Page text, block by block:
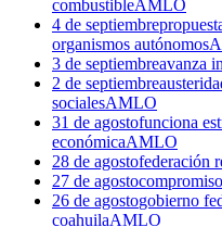
combustibleAMLO
4 de septiembre
organismos autónomos
3 de septiembreavanza
2 de septiembre
socialesAMLO
31 de agostofunciona
económicaAMLO
28 de agostofederación
27 de agosto
26 de agostogobierno
coahuilaAMLO